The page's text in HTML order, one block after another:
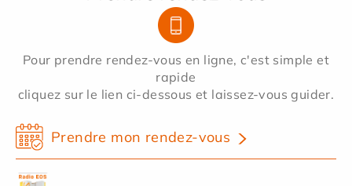
Pour prendre rendez-vous en ligne, c'est simple et
rapide
cliquez sur le lien ci-dessous et laissez-vous guider.
Prendre mon rendez-vous